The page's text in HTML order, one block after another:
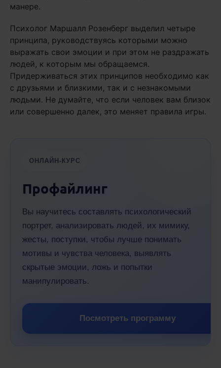
манере.
Психолог Маршалл Розенберг выделил четыре
принципа, руководствуясь которыми можно
выражать свои эмоции и при этом не раздражать
людей, к которым мы обращаемся.
Придерживаться этих принципов необходимо как
с друзьями и близкими, так и с незнакомыми
людьми. Не думайте, что если человек вам близок
или совершенно далек, это меняет правила игры.
ОНЛАЙН-КУРС
Профайлинг
Вы научитесь составлять психологический
портрет, анализировать людей, их мимику,
жесты, поступки, чтобы лучше понимать
мотивы и чувства человека, выявлять
скрытые эмоции, ложь и попытки
манипулировать.
Посмотреть программу